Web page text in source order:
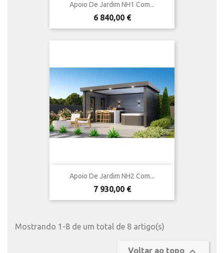
Apoio De Jardim NH1 Com...
Preço
6 840,00 €
Apoio De Jardim NH2 Com...
Preço
7 930,00 €
Mostrando 1-8 de um total de 8 artigo(s)
Voltar ao topo